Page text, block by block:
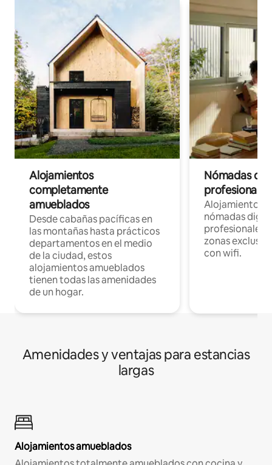
Alojamientos
completamente
amueblados
Desde cabañas pacíficas en
las montañas hasta prácticos
departamentos en el medio
de la ciudad, estos
alojamientos amueblados
tienen todas las amenidades
de un hogar.
Nómadas
Alojamientos
nómadas
profesionales
zonas
con wifi.
Amenidades y ventajas para estancias
largas
Alojamientos amueblados